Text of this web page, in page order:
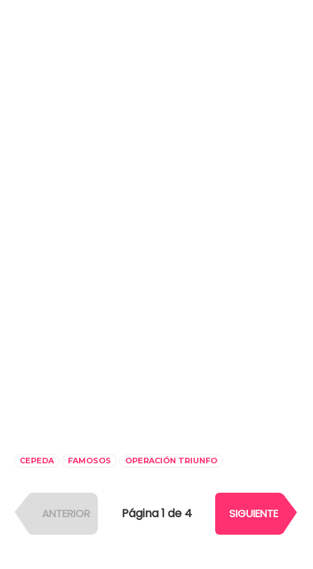
CEPEDA FAMOSOS OPERACIÓN TRIUNFO
ANTERIOR Página 1 de 4 SIGUIENTE